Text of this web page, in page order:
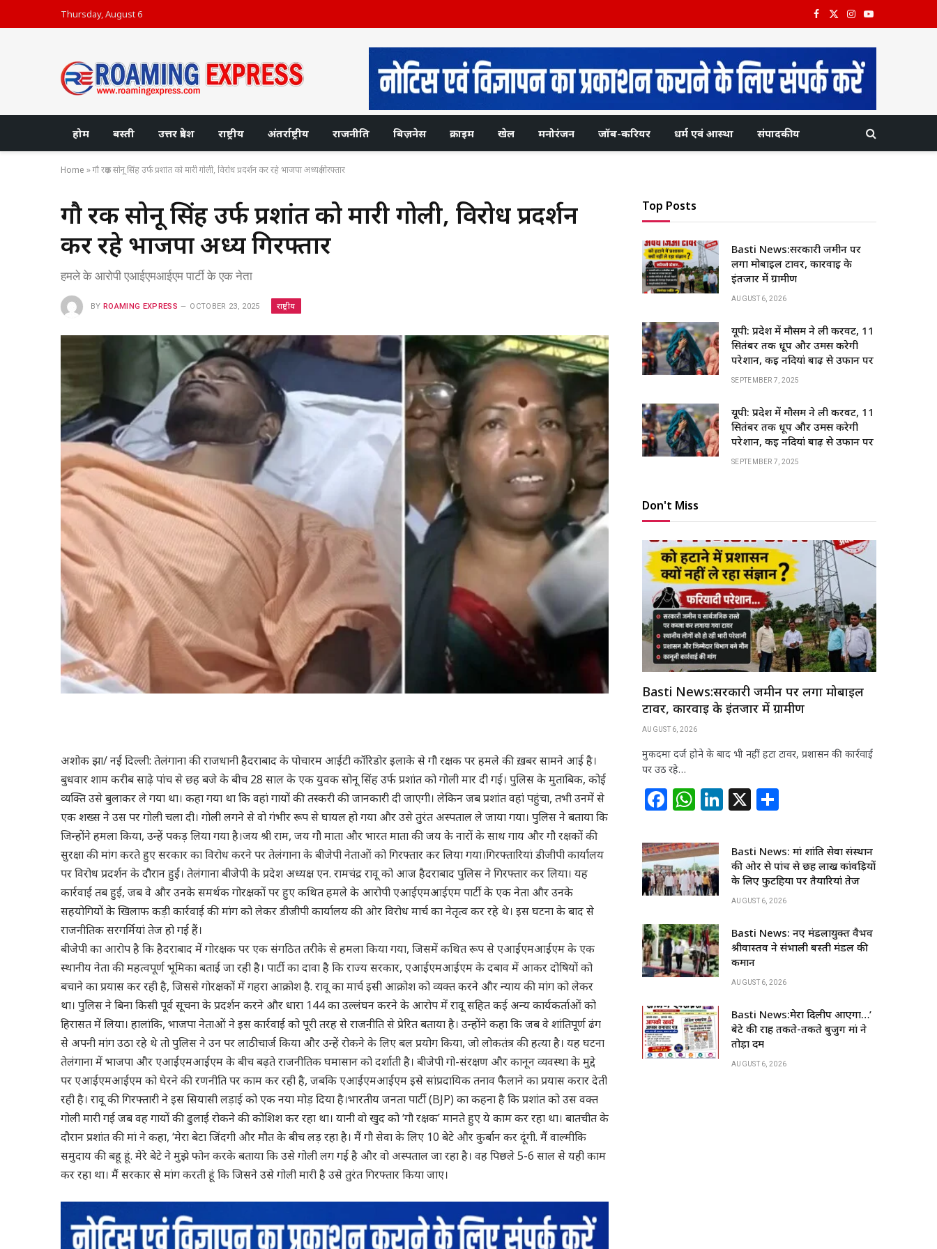
Thursday, August 6 Facebook
X
Instagram
YouTube
होम बस्ती उत्तर प्रदेश राष्ट्रीय अंतर्राष्ट्रीय राजनीति बिज़नेस क्राइम खेल मनोरंजन जॉब-करियर धर्म एवं आस्था संपादकीय
Home »गौ रक्षक सोनू सिंह उर्फ प्रशांत को मारी गोली, विरोध प्रदर्शन कर रहे भाजपा अध्यक्ष गिरफ्तार
गौ रक्षक सोनू सिंह उर्फ प्रशांत को मारी गोली, विरोध प्रदर्शन
कर रहे भाजपा अध्यक्ष गिरफ्तार
हमले के आरोपी एआईएमआईएम पार्टी के एक नेता
BY ROAMING EXPRESS OCTOBER 23, 2025 राष्ट्रीय
अशोक झा/ नई दिल्ली: तेलंगाना की राजधानी हैदराबाद के पोचारम आईटी कॉरिडोर इलाके से गौ रक्षक पर हमले की ख़बर सामने आई है।
बुधवार शाम करीब साढ़े पांच से छह बजे के बीच 28 साल के एक युवक सोनू सिंह उर्फ प्रशांत को गोली मार दी गई। पुलिस के मुताबिक, कोई
व्यक्ति उसे बुलाकर ले गया था। कहा गया था कि वहां गायों की तस्करी की जानकारी दी जाएगी। लेकिन जब प्रशांत वहां पहुंचा, तभी उनमें से
एक शख्स ने उस पर गोली चला दी। गोली लगने से वो गंभीर रूप से घायल हो गया और उसे तुरंत अस्पताल ले जाया गया। पुलिस ने बताया कि
जिन्होंने हमला किया, उन्हें पकड़ लिया गया है।जय श्री राम, जय गौ माता और भारत माता की जय के नारों के साथ गाय और गौ रक्षकों की
सुरक्षा की मांग करते हुए सरकार का विरोध करने पर तेलंगाना के बीजेपी नेताओं को गिरफ्तार कर लिया गया।गिरफ्तारियां डीजीपी कार्यालय
पर विरोध प्रदर्शन के दौरान हुईं। तेलंगाना बीजेपी के प्रदेश अध्यक्ष एन. रामचंद्र रावू को आज हैदराबाद पुलिस ने गिरफ्तार कर लिया। यह
कार्रवाई तब हुई, जब वे और उनके समर्थक गोरक्षकों पर हुए कथित हमले के आरोपी एआईएमआईएम पार्टी के एक नेता और उनके
सहयोगियों के खिलाफ कड़ी कार्रवाई की मांग को लेकर डीजीपी कार्यालय की ओर विरोध मार्च का नेतृत्व कर रहे थे। इस घटना के बाद से
राजनीतिक सरगर्मियां तेज हो गई हैं।
बीजेपी का आरोप है कि हैदराबाद में गोरक्षक पर एक संगठित तरीके से हमला किया गया, जिसमें कथित रूप से एआईएमआईएम के एक
स्थानीय नेता की महत्वपूर्ण भूमिका बताई जा रही है। पार्टी का दावा है कि राज्य सरकार, एआईएमआईएम के दबाव में आकर दोषियों को
बचाने का प्रयास कर रही है, जिससे गोरक्षकों में गहरा आक्रोश है. रावू का मार्च इसी आक्रोश को व्यक्त करने और न्याय की मांग को लेकर
था। पुलिस ने बिना किसी पूर्व सूचना के प्रदर्शन करने और धारा 144 का उल्लंघन करने के आरोप में रावू सहित कई अन्य कार्यकर्ताओं को
हिरासत में लिया। हालांकि, भाजपा नेताओं ने इस कार्रवाई को पूरी तरह से राजनीति से प्रेरित बताया है। उन्होंने कहा कि जब वे शांतिपूर्ण ढंग
से अपनी मांग उठा रहे थे तो पुलिस ने उन पर लाठीचार्ज किया और उन्हें रोकने के लिए बल प्रयोग किया, जो लोकतंत्र की हत्या है। यह घटना
तेलंगाना में भाजपा और एआईएमआईएम के बीच बढ़ते राजनीतिक घमासान को दर्शाती है। बीजेपी गो-संरक्षण और कानून व्यवस्था के मुद्दे
पर एआईएमआईएम को घेरने की रणनीति पर काम कर रही है, जबकि एआईएमआईएम इसे सांप्रदायिक तनाव फैलाने का प्रयास करार देती
रही है। रावू की गिरफ्तारी ने इस सियासी लड़ाई को एक नया मोड़ दिया है।भारतीय जनता पार्टी (BJP) का कहना है कि प्रशांत को उस वक्त
गोली मारी गई जब वह गायों की ढुलाई रोकने की कोशिश कर रहा था। यानी वो खुद को ‘गौ रक्षक’ मानते हुए ये काम कर रहा था। बातचीत के
दौरान प्रशांत की मां ने कहा, ‘मेरा बेटा जिंदगी और मौत के बीच लड़ रहा है। मैं गौ सेवा के लिए 10 बेटे और कुर्बान कर दूंगी. मैं वाल्मीकि
समुदाय की बहू हूं. मेरे बेटे ने मुझे फोन करके बताया कि उसे गोली लग गई है और वो अस्पताल जा रहा है। वह पिछले 5-6 साल से यही काम
कर रहा था। मैं सरकार से मांग करती हूं कि जिसने उसे गोली मारी है उसे तुरंत गिरफ्तार किया जाए।
Top Posts
Basti News:सरकारी जमीन पर
लगा मोबाइल टावर, कार्रवाई के
इंतजार में ग्रामीण
AUGUST 6, 2026
यूपी: प्रदेश में मौसम ने ली करवट, 11
सितंबर तक धूप और उमस करेगी
परेशान, कई नदियां बाढ़ से उफान पर
SEPTEMBER 7, 2025
यूपी: प्रदेश में मौसम ने ली करवट, 11
सितंबर तक धूप और उमस करेगी
परेशान, कई नदियां बाढ़ से उफान पर
SEPTEMBER 7, 2025
Don't Miss
Basti News:सरकारी जमीन पर लगा मोबाइल
टावर, कार्रवाई के इंतजार में ग्रामीण
AUGUST 6, 2026
मुकदमा दर्ज होने के बाद भी नहीं हटा टावर, प्रशासन की कार्रवाई
पर उठ रहे…
F
c
e
b
o
k
W
at
s
A
p
Li
k
e
dI
n
X
ar
e
Basti News: मां शांति सेवा संस्थान
की ओर से पांच से छह लाख कांवड़ियों
के लिए फुटहिया पर तैयारियां तेज
AUGUST 6, 2026
Basti News: नए मंडलायुक्त वैभव
श्रीवास्तव ने संभाली बस्ती मंडल की
कमान
AUGUST 6, 2026
Basti News:मेरा दिलीप आएगा…’
बेटे की राह तकते-तकते बुजुर्ग मां ने
तोड़ा दम
AUGUST 6, 2026